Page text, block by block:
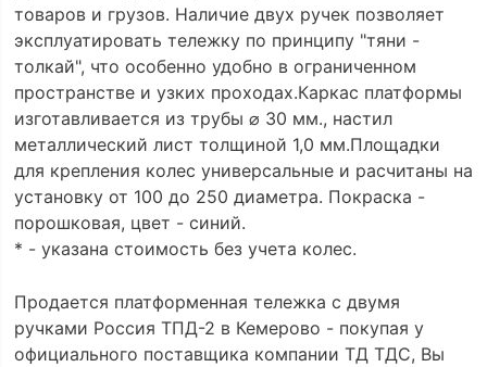
товаров и грузов. Наличие двух ручек позволяет
эксплуатировать тележку по принципу "тяни -
толкай", что особенно удобно в ограниченном
пространстве и узких проходах.Каркас платформы
изготавливается из трубы ⌀ 30 мм., настил
металлический лист толщиной 1,0 мм.Площадки
для крепления колес универсальные и расчитаны на
установку от 100 до 250 диаметра. Покраска -
порошковая, цвет - синий.
* - указана стоимость без учета колес.
Продается платформенная тележка с двумя
ручками Россия ТПД-2 в Кемерово - покупая у
официального поставщика компании ТД ТДС, Вы